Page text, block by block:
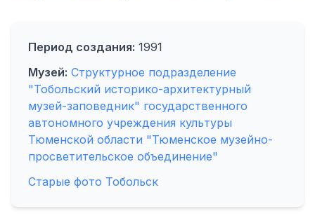
Период создания: 1991
Музей: Структурное подразделение
"Тобольский историко-архитектурный
музей-заповедник" государственного
автономного учреждения культуры
Тюменской области "Тюменское музейно-
просветительское объединение"
Старые фото Тобольск